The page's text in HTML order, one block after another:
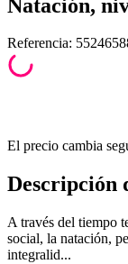
Natación,
Referencia:
El precio cambia
Descripción
A través del tiempo
social, la natación,
integralid...